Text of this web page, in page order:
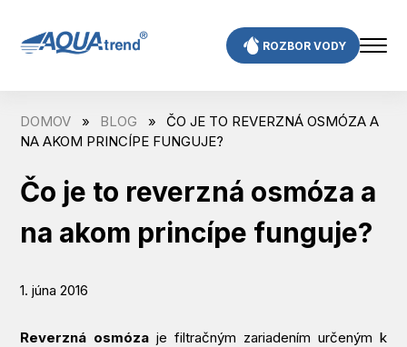
content
ROZBOR VODY
DOMOV » BLOG »
ČO JE TO REVERZNÁ OSMÓZA A
NA AKOM PRINCÍPE FUNGUJE?
Čo je to reverzná osmóza a
na akom princípe funguje?
1. júna 2016
Reverzná osmóza je filtračným zariadením určeným k